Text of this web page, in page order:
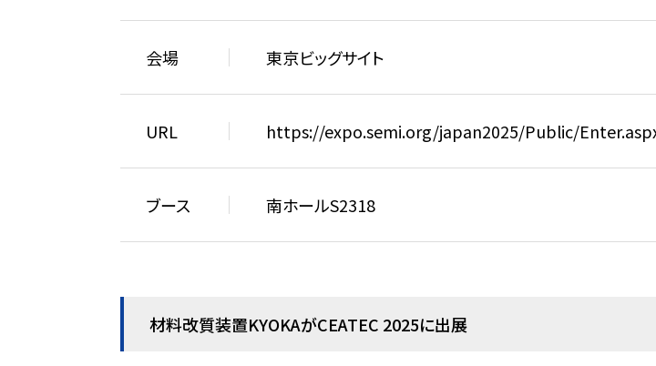
会場 東京ビッグサイト
URL https://expo.semi.org/japan2025/Public/
ブース 南ホールS2318
材料改質装置KYOKAがCEATEC 2025に出展